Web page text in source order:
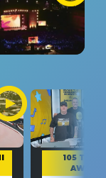
105 TAKE
AWAY